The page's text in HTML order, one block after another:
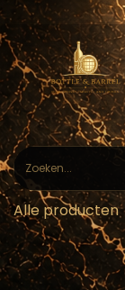
Alle producten